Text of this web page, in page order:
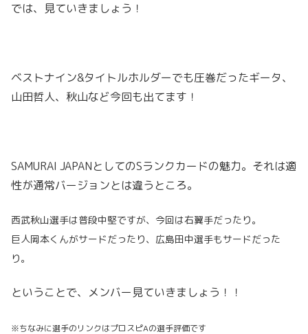
では、見ていきましょう！
ベストナイン&タイトルホルダーでも圧巻だったギータ、
山田哲人、秋山など今回も出てます！
SAMURAI JAPANとしてのSランクカードの魅力。それは適
性が通常バージョンとは違うところ。
西武秋山選手は普段中堅ですが、今回は右翼手だったり。
巨人岡本くんがサードだったり、広島田中選手もサードだった
り。
ということで、メンバー見ていきましょう！！
※ちなみに選手のリンクはプロスピAの選手評価です